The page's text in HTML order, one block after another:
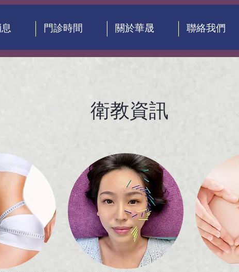
門診時間 關於華晟 聯絡我們
衛教資訊